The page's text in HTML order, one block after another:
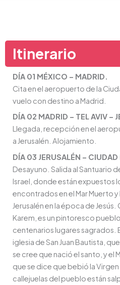
Itinerario
DÍA 01 MÉXICO – MADRID.
Cita en el aeropuerto de la
vuelo con destino a Madrid.
DÍA 02 MADRID – TEL AVIV –
Llegada, recepción en el
a Jerusalén. Alojamiento.
DÍA 03 JERUSALÉN – CIUDAD
Desayuno. Salida al Santuario
Israel, donde están expuestos
encontrados en el Mar Muerto
Jerusalén en la época de
Karem, es un pintoresco
centenarios lugares sagrados.
iglesia de San Juan Bautista,
se cree que nació el santo, y el
que se dice que bebió la Virgen
callejuelas del pueblo están